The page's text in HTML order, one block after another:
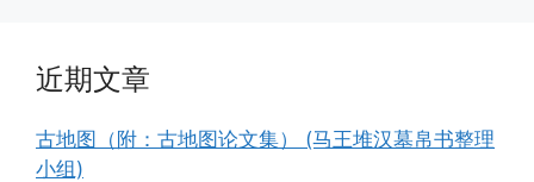
近期文章
古地图（附：古地图论文集） (马王堆汉墓帛书整理
小组)